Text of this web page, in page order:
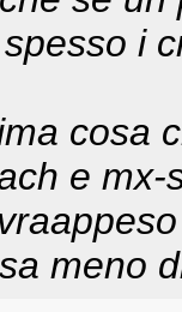
i
cosa
e mx-
meno